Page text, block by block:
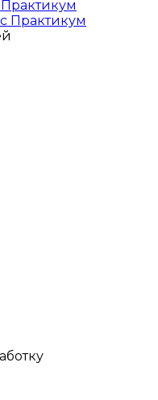
Практикум